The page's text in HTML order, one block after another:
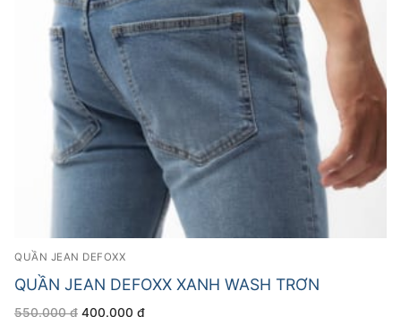
QUẦN JEAN DEFOXX
QUẦN JEAN DEFOXX XANH WASH TRƠN
550.000₫ Giá
400.000 ₫Giá